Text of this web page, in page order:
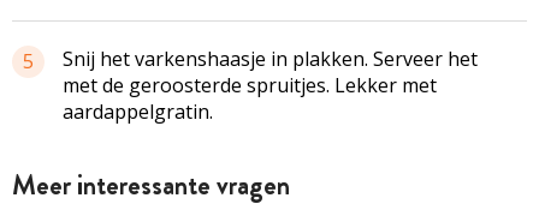
5
Snij het varkenshaasje in plakken. Serveer het
met de geroosterde spruitjes. Lekker met
aardappelgratin.
Meer interessante vragen